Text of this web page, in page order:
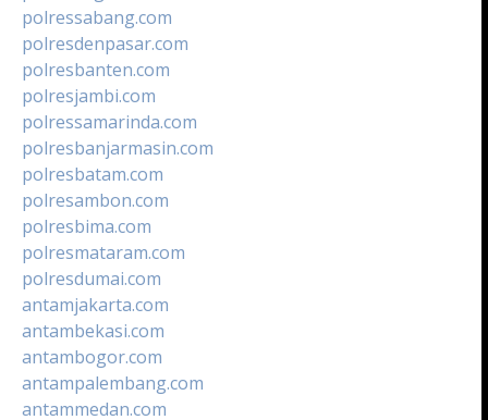
polressabang.com
polresdenpasar.com
polresbanten.com
polresjambi.com
polressamarinda.com
polresbanjarmasin.com
polresbatam.com
polresambon.com
polresbima.com
polresmataram.com
polresdumai.com
antamjakarta.com
antambekasi.com
antambogor.com
antampalembang.com
antammedan.com